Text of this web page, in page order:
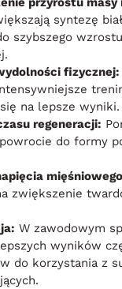
syntezę
szybszego
fizycznej:
na lepsze wyniki.
regeneracji:
do formy
zwiększenie
W zawodowym
wyników
do korzystania z